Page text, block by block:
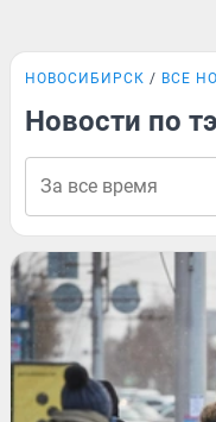
НОВОСИБИРСК ВСЕ
Новости по